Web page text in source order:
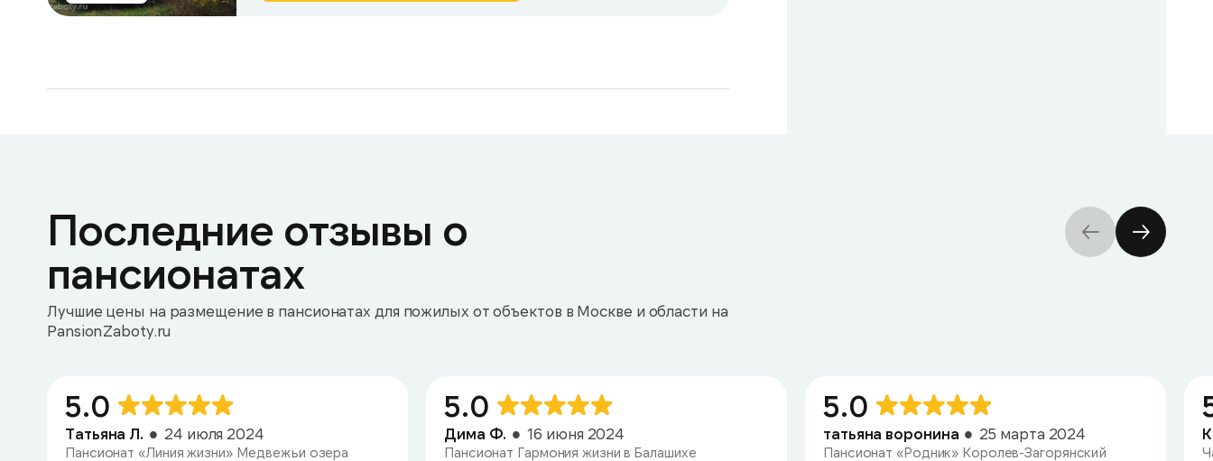
Последние отзывы о
пансионатах
Лучшие цены на размещение в пансионатах для пожилых от объектов в Москве и области на
PansionZaboty.ru
5.0
Татьяна Л. 24 июля 2024
Пансионат «Линия жизни» Медвежьи озера
5.0
Дима Ф. 16 июня 2024
Пансионат Гармония жизни в Балашихе
5.0
татьяна воронина 25 марта 2024
Пансионат «Родник» Королев-Загорянский